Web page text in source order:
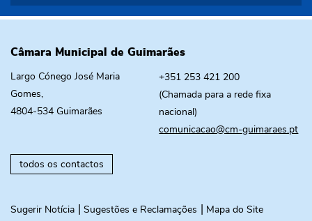
Câmara Municipal de Guimarães
Largo Cónego José Maria
Gomes,
4804-534 Guimarães
+351 253 421 200
(Chamada para a rede fixa
nacional)
comunicacao@cm-guimaraes.pt
todos os contactos
Sugerir Notícia Sugestões e Reclamações Mapa do Site